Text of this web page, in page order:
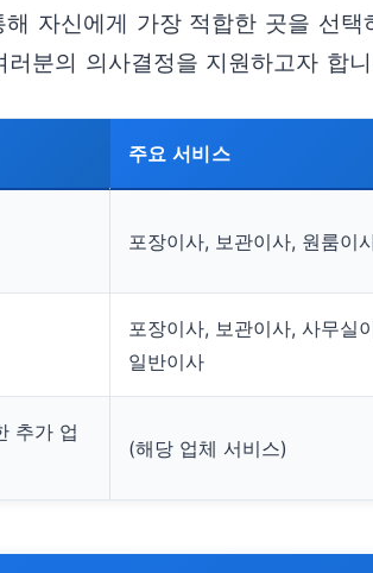
자신에게 가장 적합한 곳을 선
분의 의사결정을 지원하고자 합
주요 서비스
포장이사, 보관이사, 원룸이
포장이사, 보관이사, 사무실
일반이사
추가 업
(해당 업체 서비스)